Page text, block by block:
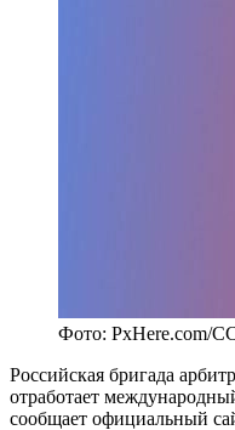
Фото: PxHere.com/
Российская бригада
отработает
сообщает официальный